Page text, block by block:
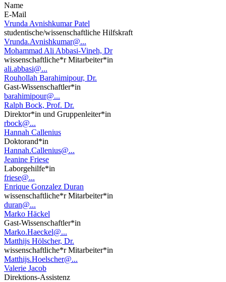
Name
E-Mail
Vrunda Avnishkumar Patel
studentische/wissenschaftliche Hilfskraft
Vrunda.Avnishkumar@...
Mohammad Ali Abbasi-Vineh, Dr
wissenschaftliche*r Mitarbeiter*in
ali.abbasi@...
Rouhollah Barahimipour, Dr.
Gast-Wissenschaftler*in
barahimipour@...
Ralph Bock, Prof. Dr.
Direktor*in und Gruppenleiter*in
rbock@...
Hannah Callenius
Doktorand*in
Hannah.Callenius@...
Jeanine Friese
Laborgehilfe*in
friese@...
Enrique Gonzalez Duran
wissenschaftliche*r Mitarbeiter*in
duran@...
Marko Häckel
Gast-Wissenschaftler*in
Marko.Haeckel@...
Matthijs Hölscher, Dr.
wissenschaftliche*r Mitarbeiter*in
Matthijs.Hoelscher@...
Valerie Jacob
Direktions-Assistenz